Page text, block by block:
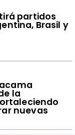
partidos
Brasil y
la
nuevas